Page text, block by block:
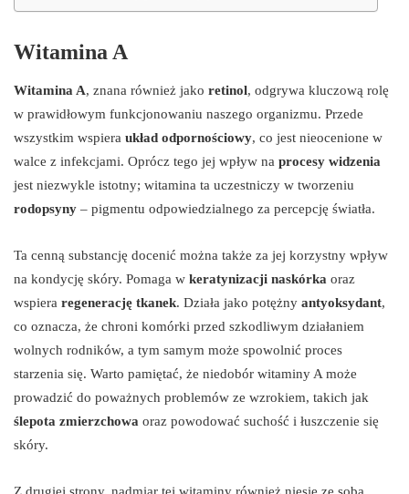
Witamina A
Witamina A, znana również jako retinol, odgrywa kluczową rolę
w prawidłowym funkcjonowaniu naszego organizmu. Przede
wszystkim wspiera układ odpornościowy, co jest nieocenione w
walce z infekcjami. Oprócz tego jej wpływ na procesy widzenia
jest niezwykle istotny; witamina ta uczestniczy w tworzeniu
rodopsyny – pigmentu odpowiedzialnego za percepcję światła.
Ta cenną substancję docenić można także za jej korzystny wpływ
na kondycję skóry. Pomaga w keratynizacji naskórka oraz
wspiera regenerację tkanek. Działa jako potężny antyoksydant,
co oznacza, że chroni komórki przed szkodliwym działaniem
wolnych rodników, a tym samym może spowolnić proces
starzenia się. Warto pamiętać, że niedobór witaminy A może
prowadzić do poważnych problemów ze wzrokiem, takich jak
ślepota zmierzchowa oraz powodować suchość i łuszczenie się
skóry.
Z drugiej strony, nadmiar tej witaminy również niesie ze sobą